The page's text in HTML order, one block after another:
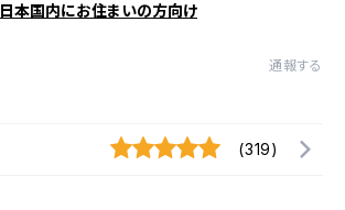
日本国内にお住まいの方向け
通報する
(319)